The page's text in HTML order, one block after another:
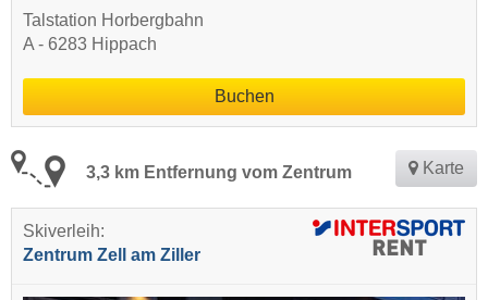
Talstation Horbergbahn
A - 6283 Hippach
Buchen
3,3 km Entfernung vom Zentrum Karte
Skiverleih:
Zentrum Zell am Ziller